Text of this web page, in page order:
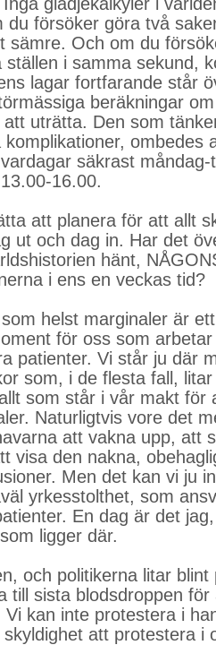
du försöker göra två
sämre. Och om du
ställen i samma sekund,
lagar fortfarande står
beräkningar
att uträtta. Den som
komplikationer, ombedes
säkrast
16.00.
att planera för att allt
ut och dag in. Har det
hänt,
i ens en veckas tid?
helst marginaler är
för oss som
patienter. Vi står ju där
som, i de flesta fall,
som står i vår makt för
Naturligtvis vore det
att vakna upp, att
visa den nakna,
Men det kan vi ju
yrkesstolthet, som
En dag är det
ligger där.
och politikerna litar blint
till sista blodsdroppen
Vi kan inte protestera i
att protestera i